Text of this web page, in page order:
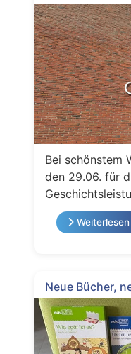
Bei schönstem
den 29.06. für
Neue Bücher,